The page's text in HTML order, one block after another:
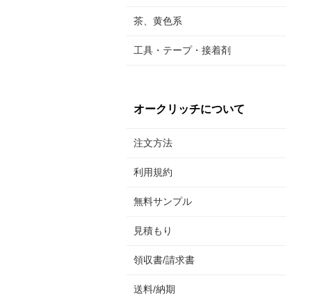
茶、黄色系
工具・テープ・接着剤
オークリッチについて
注文方法
利用規約
無料サンプル
見積もり
領収書/請求書
送料/納期